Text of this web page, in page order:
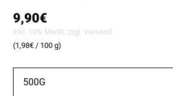
9,90€
inkl. 10% MwSt. zzgl.Versand
(1,98€ / 100 g)